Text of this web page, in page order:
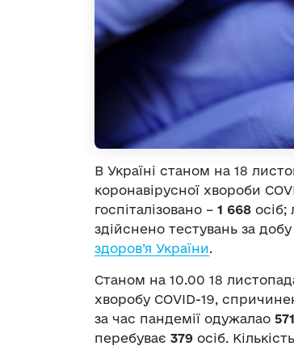
В Україні станом на 18
коронавірусної хвороби
госпіталізовано – 1 668 осіб;
здійснено тестувань за добу
здоров’я України.
Станом на 10.00 18
хворобу COVID-19,
за час пандемії одужалао
перебуває 379 осіб.